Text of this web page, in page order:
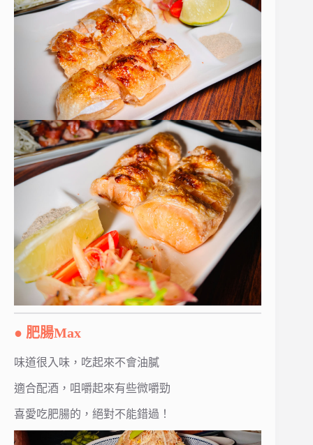
● 肥腸Max
味道很入味，吃起來不會油膩
適合配酒，咀嚼起來有些微嚼勁
喜愛吃肥腸的，絕對不能錯過！